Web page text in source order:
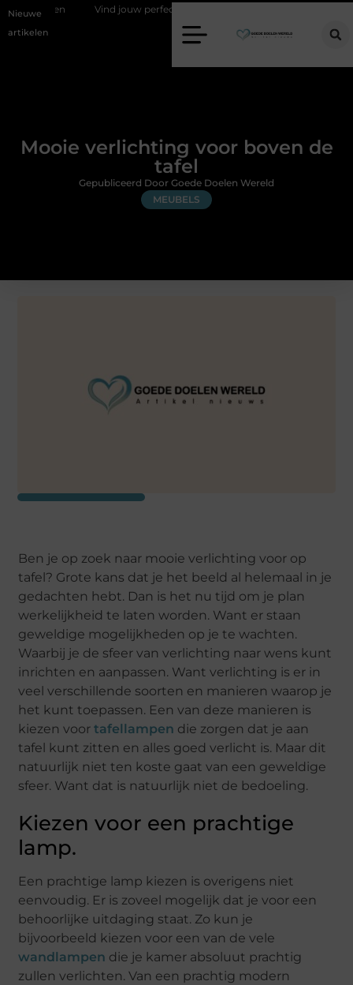
Nieuwe
artikelen
Vind jouw perfecte AC Milan merchandise
Mooie verlichting voor boven de
tafel
MEUBELS
Gepubliceerd Door Goede Doelen Wereld
Ben je op zoek naar mooie verlichting voor op
tafel? Grote kans dat je het beeld al helemaal in je
gedachten hebt. Dan is het nu tijd om je plan
werkelijkheid te laten worden. Want er staan
geweldige mogelijkheden op je te wachten.
Waarbij je de sfeer van verlichting naar wens kunt
inrichten en aanpassen. Want verlichting is er in
veel verschillende soorten en manieren waarop je
het kunt toepassen. Een van deze manieren is
kiezen voortafellampen die zorgen dat je aan
tafel kunt zitten en alles goed verlicht is. Maar dit
natuurlijk niet ten koste gaat van een geweldige
sfeer. Want dat is natuurlijk niet de bedoeling.
Kiezen voor een prachtige
lamp.
Een prachtige lamp kiezen is overigens niet
eenvoudig. Er is zoveel mogelijk dat je voor een
behoorlijke uitdaging staat. Zo kun je
bijvoorbeeld kiezen voor een van de vele
wandlampen die je kamer absoluut prachtig
zullen verlichten. Van een prachtig modern